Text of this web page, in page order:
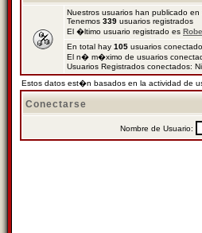
Nuestros usuarios han publicado en
Tenemos 339 usuarios registrados
El �ltimo usuario registrado es
En total hay 105 usuarios
El n� m�ximo de usuarios
Usuarios Registrados conectados:
Estos datos est�n basados en la actividad de
Conectarse
Nombre de Usuario: